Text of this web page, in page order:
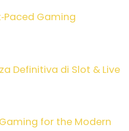
Gaming
Definitiva di Slot & Live
for the Modern